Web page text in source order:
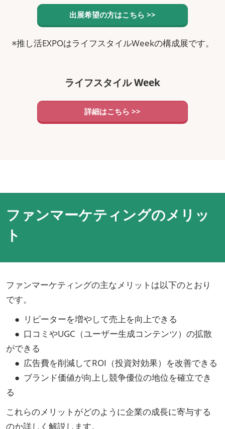
出展希望の方はこちら >>
※推し活EXPOはライフスタイルWeekの構成展です。
ライフスタイル Week
詳細はこちら >>
ファンマーケティングのメリッ
ト
ファンマーケティングの主なメリットは以下のとおり
です。
● リピーターを増やして売上を向上できる
● 口コミやUGC（ユーザー生成コンテンツ）の拡散
ができる
● 広告費を削減してROI（投資対効果）を改善できる
● ブランド価値が向上し競争優位の地位を確立でき
る
これらのメリットがどのように企業の成長に寄与する
のか詳しく解説します。